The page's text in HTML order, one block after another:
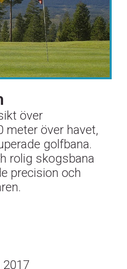
över
meter över havet,
golfbana.
rolig skogsbana
precision och
2017